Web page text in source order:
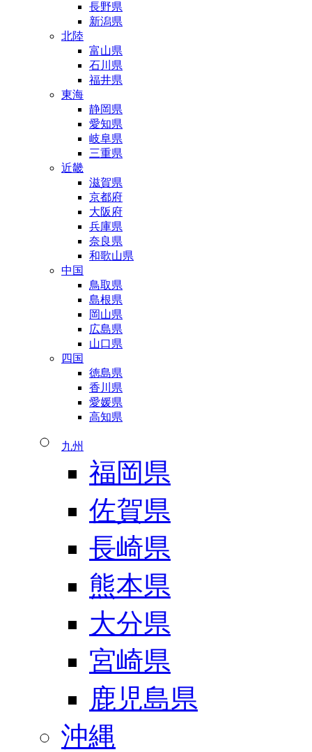
長野県
新潟県
北陸
富山県
石川県
福井県
東海
静岡県
愛知県
岐阜県
三重県
近畿
滋賀県
京都府
大阪府
兵庫県
奈良県
和歌山県
中国
鳥取県
島根県
岡山県
広島県
山口県
四国
徳島県
香川県
愛媛県
高知県
九州
福岡県
佐賀県
長崎県
熊本県
大分県
宮崎県
鹿児島県
沖縄